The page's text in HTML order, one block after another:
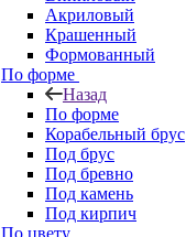
Акриловый
Крашенный
Формованный
По форме
Назад
По форме
Корабельный брус
Под брус
Под бревно
Под камень
Под кирпич
По цвету